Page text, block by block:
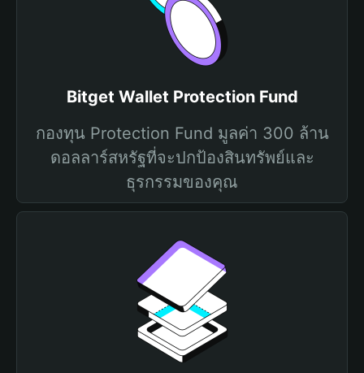
Bitget Wallet Protection Fund
กองทุน Protection Fund มูลค่า 300 ล้าน
ดอลลาร์สหรัฐที่จะปกป้องสินทรัพย์และ
ธุรกรรมของคุณ